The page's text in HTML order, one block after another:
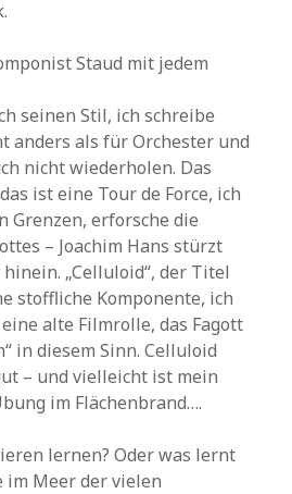
Staud mit jedem
seinen Stil, ich schreibe
anders als für Orchester und
nicht wiederholen. Das
ist eine Tour de Force, ich
Grenzen, erforsche die
– Joachim Hans stürzt
„Celluloid“, der Titel
stoffliche Komponente, ich
alte Filmrolle, das Fagott
in diesem Sinn. Celluloid
– und vielleicht ist mein
im Flächenbrand….
lernen? Oder was lernt
im Meer der vielen